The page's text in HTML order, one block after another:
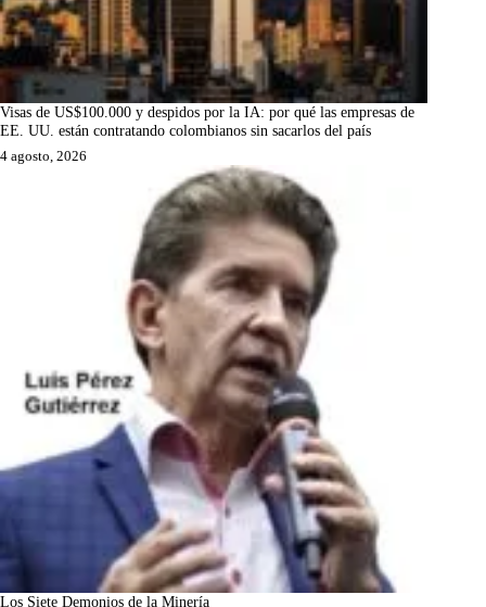
Visas de US$100.000 y despidos por la IA: por qué las empresas de
EE. UU. están contratando colombianos sin sacarlos del país
4 agosto, 2026
Los Siete Demonios de la Minería